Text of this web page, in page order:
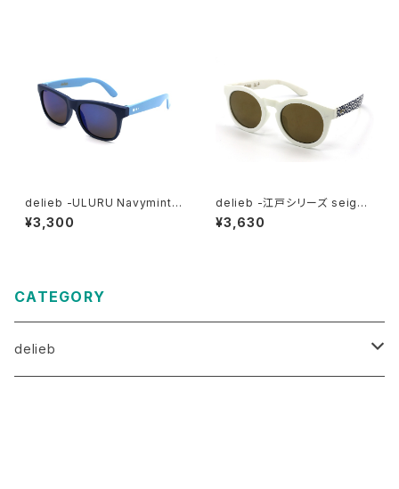
delieb -ULURU Navymint/
Bluemirror- KIDSsize
¥3,300
delieb -江戸シリーズ seigai
ha NAHANNI White/Goldmi
rror- KIDSsize
¥3,630
CATEGORY
delieb